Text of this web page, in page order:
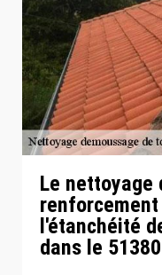
Le
l'étanchéité
dans le